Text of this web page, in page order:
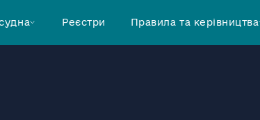
Реєстри Правила та керівництва